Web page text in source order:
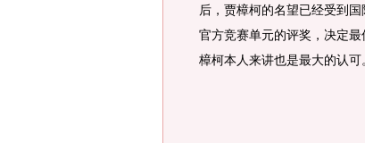
后，贾樟柯的名望已经受到
官方竞赛单元的评奖，决定
樟柯本人来讲也是最大的认可